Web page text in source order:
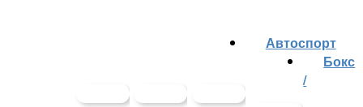
Автоспорт
Бокс
/